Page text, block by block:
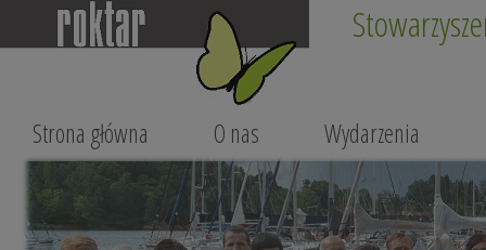
Strona główna O nas Wydarzenia